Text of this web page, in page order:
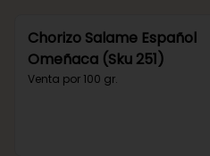
Chorizo Salame Español
Omeñaca (Sku 251)
Venta por 100 gr.